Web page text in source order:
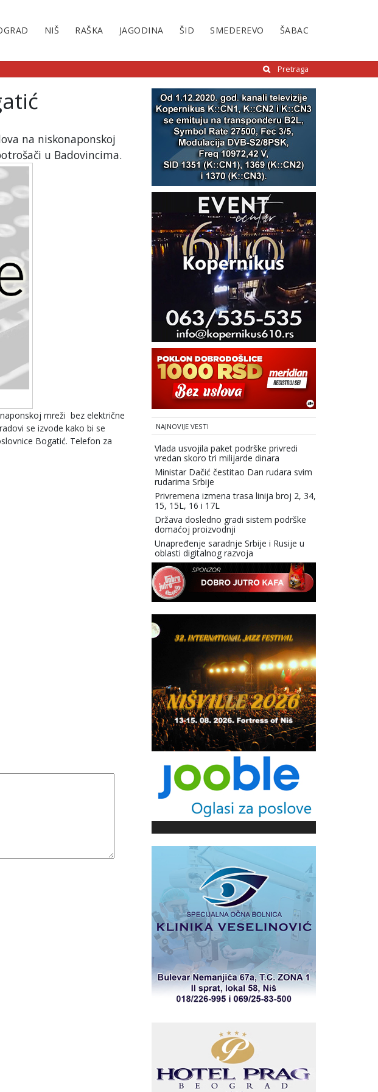
NIŠ RAŠKA JAGODINA ŠID SMEDEREVO ŠABAC
Pretraga
na niskonaponskoj
u Badovincima.
mreži bez električne
se izvode kako bi se
Bogatić. Telefon za
NAJNOVIJE VESTI
Vlada usvojila paket podrške privredi
vredan skoro tri milijarde dinara
Ministar Dačić čestitao Dan rudara svim
rudarima Srbije
Privremena izmena trasa linija broj 2, 34,
15, 15L, 16 i 17L
Država dosledno gradi sistem podrške
domaćoj proizvodnji
Unapređenje saradnje Srbije i Rusije u
oblasti digitalnog razvoja